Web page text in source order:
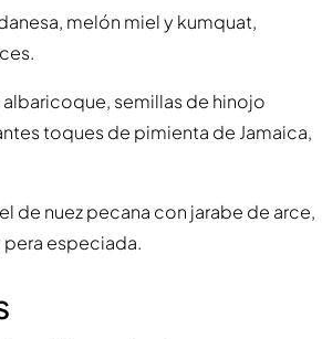
melón miel y kumquat,
semillas de hinojo
toques de pimienta de Jamaica,
de nuez pecana con jarabe de arce,
especiada.